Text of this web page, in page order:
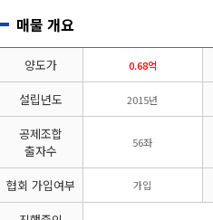
붕
건축물조립공
사업
매물 개요
양도가 0.68억
설립년도 2015년
공제조합
출자수
56좌
협회 가입여부 가입